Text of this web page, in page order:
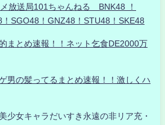
放送局101ちゃんねる BNK48 ！
SGO48！GNZ48！STU48！SKE48
まとめ速報！！ネット乞食DE2000万
男の髪ってるまとめ速報！！激しくハ
少女キャラだいすき永遠の非リア充・